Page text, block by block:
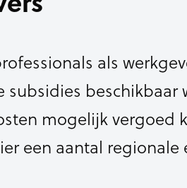
als
subsidies beschikbaar
mogelijk vergoed
een aantal